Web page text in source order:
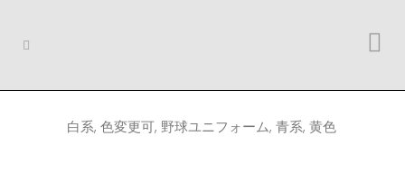
白系, 色変更可, 野球ユニフォーム, 青系, 黄色